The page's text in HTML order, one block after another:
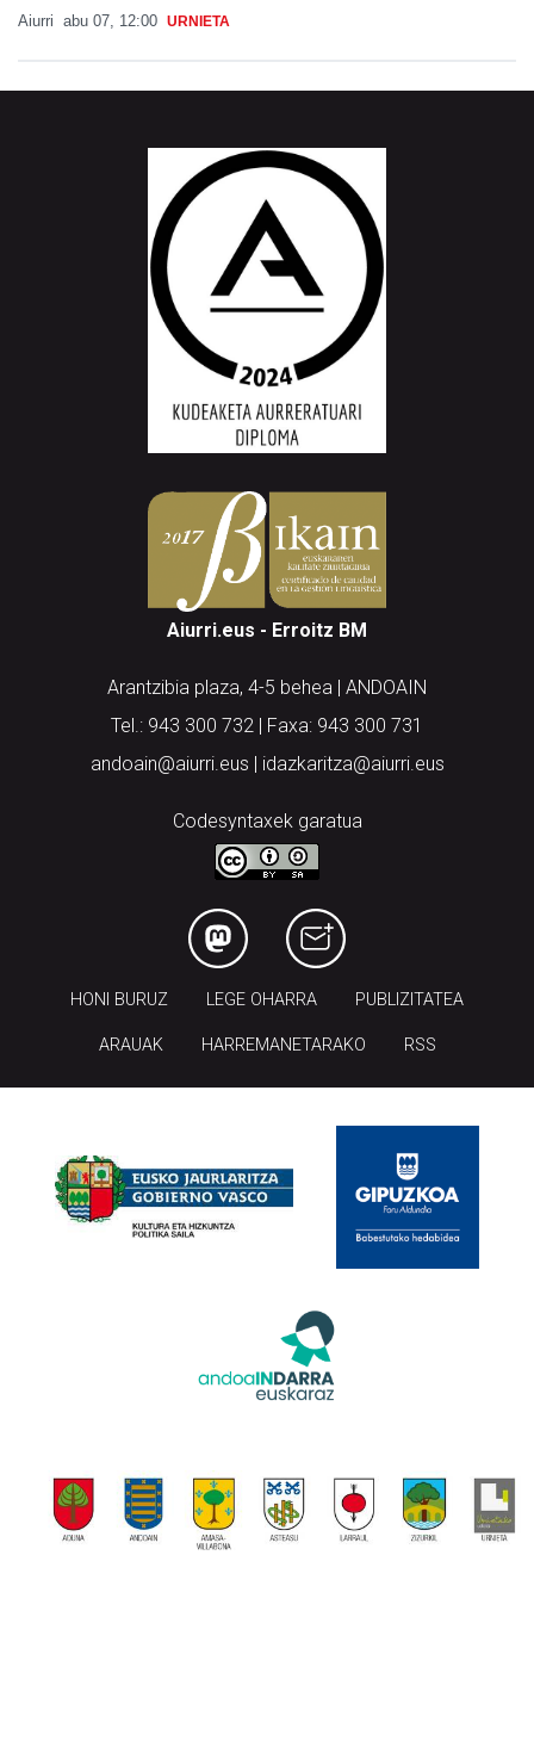
Aiurri abu 07, 12:00 URNIETA
Aiurri.eus - Erroitz BM
Arantzibia plaza, 4-5 behea | ANDOAIN
Tel.: 943 300 732 | Faxa: 943 300 731
andoain@aiurri.eus | idazkaritza@aiurri.eus
Codesyntaxek garatua
HONI BURUZ LEGE OHARRA PUBLIZITATEA
ARAUAK HARREMANETARAKO RSS